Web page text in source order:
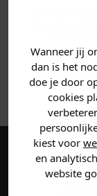
Wanneer jij
dan is het
doe je door
cookies
kiest voor
en
website
MATERIAAL
ANDERE
Maak
krijg
Vertel
zoek